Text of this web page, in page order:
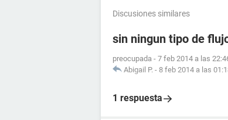
Discusiones similares
sin ningun tipo de
preocupada - 7 feb 2014 a las
Abigail P. - 8 feb 2014 a las
1 respuesta